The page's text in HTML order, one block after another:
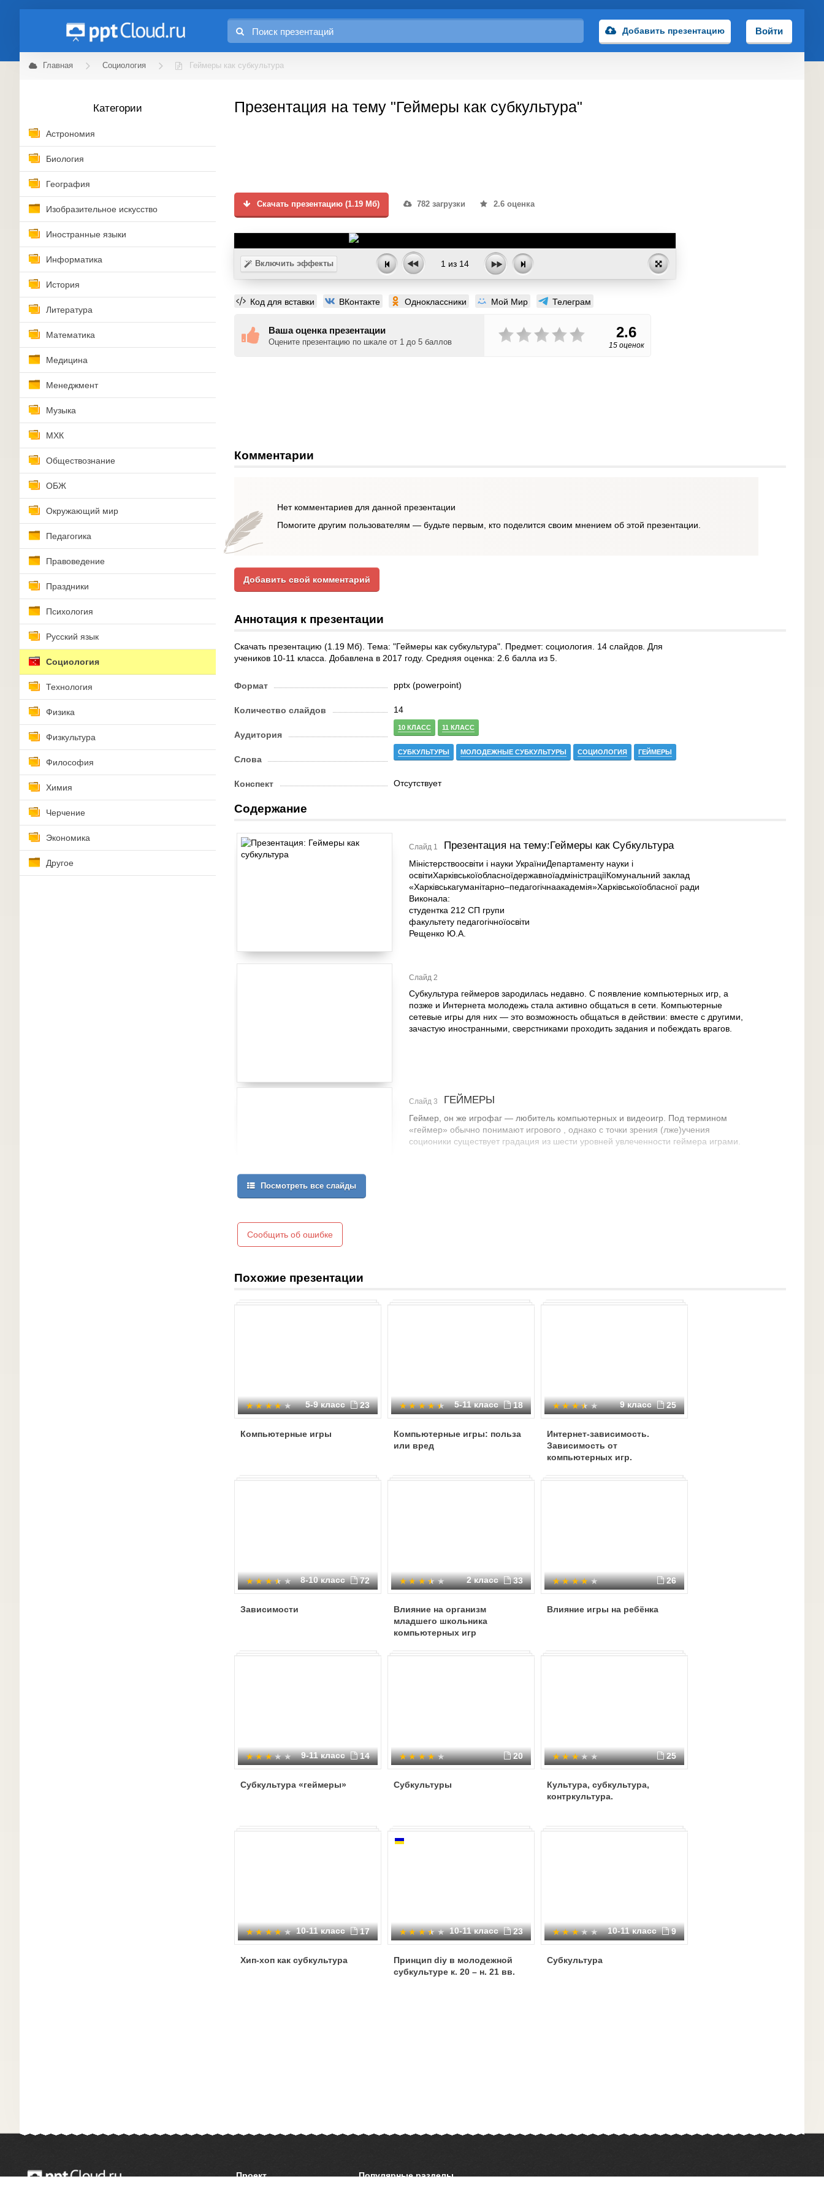
Добавить презентацию Войти
Главная Социология Геймеры как субкультура
Категории
Астрономия
Биология
География
Изобразительное искусство
Иностранные языки
Информатика
История
Литература
Математика
Медицина
Менеджмент
Музыка
МХК
Обществознание
ОБЖ
Окружающий мир
Педагогика
Правоведение
Праздники
Психология
Русский язык
Социология
Технология
Физика
Физкультура
Философия
Химия
Черчение
Экономика
Другое
Презентация на тему "Геймеры как субкультура"
Скачать презентацию (1.19 Мб) 782 загрузки 2.6 оценка
Включить эффекты 1 из 14
Код для вставки ВКонтакте Одноклассники Мой Мир Телеграм
Ваша оценка презентации
Оцените презентацию по шкале от 1 до 5 баллов
2.6
15 оценок
Комментарии
Нет комментариев для данной презентации
Помогите другим пользователям — будьте первым, кто поделится своим мнением об этой презентации.
Добавить свой комментарий
Аннотация к презентации
Скачать презентацию (1.19 Мб). Тема: "Геймеры как субкультура". Предмет: социология. 14 слайдов. Для
учеников 10-11 класса. Добавлена в 2017 году. Средняя оценка: 2.6 балла из 5.
Формат pptx (powerpoint)
Количество слайдов 14
Аудитория
10 КЛАСС 11 КЛАСС
Слова
СУБКУЛЬТУРЫ МОЛОДЕЖНЫЕ СУБКУЛЬТУРЫ СОЦИОЛОГИЯ ГЕЙМЕРЫ
Конспект Отсутствует
Содержание
Слайд 1 Презентация на тему:Геймеры как Субкультура
Міністерствоосвіти і науки УкраїниДепартаменту науки і
освітиХарківськоїобласноїдержавноїадміністраціїКомунальний заклад
«Харківськагуманітарно–педагогічнаакадемія»Харківськоїобласної ради
Виконала:
студентка 212 СП групи
факультету педагогічноїосвіти
Рещенко Ю.А.
Слайд 2
Субкультура геймеров зародилась недавно. С появление компьютерных игр, а
позже и Интернета молодежь стала активно общаться в сети. Компьютерные
сетевые игры для них — это возможность общаться в действии: вместе с другими,
зачастую иностранными, сверстниками проходить задания и побеждать врагов.
Слайд 3 ГЕЙМЕРЫ
Геймер, он же игрофаг — любитель компьютерных и видеоигр. Под термином
«геймер» обычно понимают игрового , однако с точки зрения (лже)учения
соционики существует градация из шести уровней увлеченности геймера играми.
Посмотреть все слайды
Сообщить об ошибке
Похожие презентации
5-9 класс 23
Компьютерные игры
5-11 класс 18
Компьютерные игры: польза
или вред
9 класс 25
Интернет-зависимость.
Зависимость от
компьютерных игр.
8-10 класс 72
Зависимости
2 класс 33
Влияние на организм
младшего школьника
компьютерных игр
26
Влияние игры на ребёнка
9-11 класс 14
Субкультура «геймеры»
20
Субкультуры
25
Культура, субкультура,
контркультура.
10-11 класс 17
Хип-хоп как субкультура
10-11 класс 23
Принцип diy в молодежной
субкультуре к. 20 – н. 21 вв.
10-11 класс 9
Субкультура
Проект
Популярные разделы